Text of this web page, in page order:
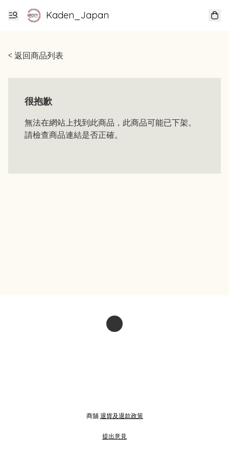
Kaden_Japan
< 返回商品列表
很抱歉
無法在網站上找到此商品，此商品可能已下架。
請檢查商品連結是否正確。
商舖 退貨及退款政策
提出意見